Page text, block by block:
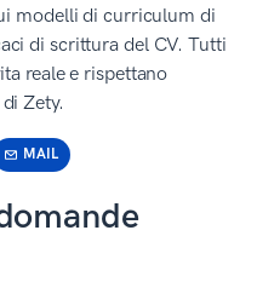
modelli di curriculum di
di scrittura del CV. Tutti
reale e rispettano
Zety.
MAIL